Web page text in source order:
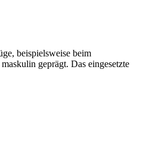
beispielsweise beim
geprägt. Das eingesetzte